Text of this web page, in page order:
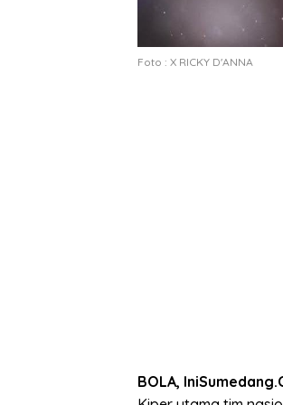
Foto : X RICKY D'ANNA
BOLA,